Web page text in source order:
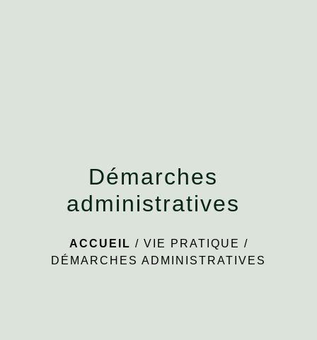
Démarches
administratives
ACCUEIL / VIE PRATIQUE /
DÉMARCHES ADMINISTRATIVES